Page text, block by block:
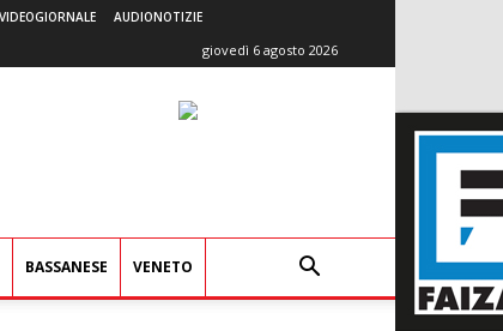
VIDEOGIORNALE AUDIONOTIZIE
giovedì 6 agosto 2026
BASSANESE VENETO